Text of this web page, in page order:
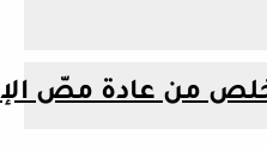
من عادة مصّ